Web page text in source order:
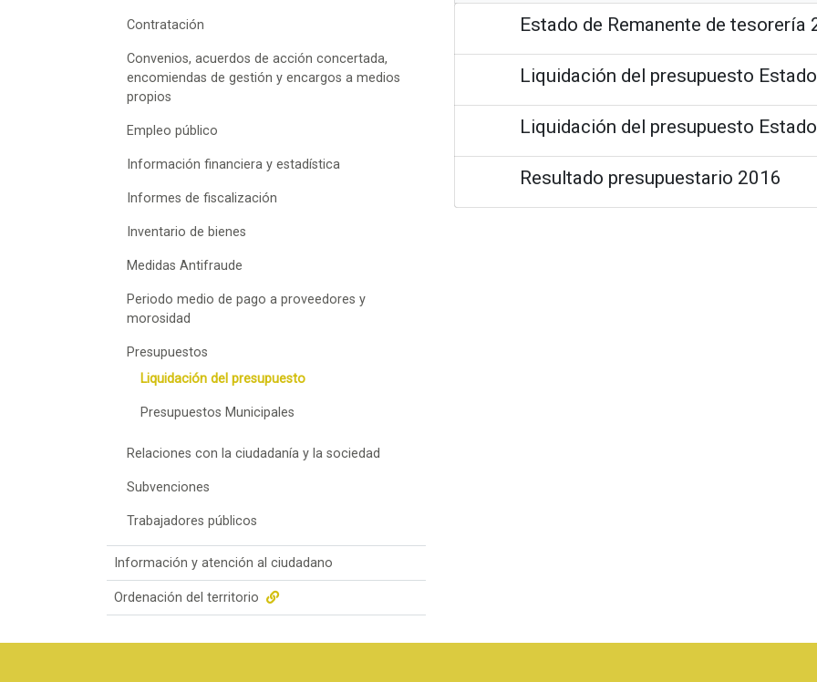
Contratación
Convenios, acuerdos de acción concertada,
encomiendas de gestión y encargos a medios
propios
Empleo público
Información financiera y estadística
Informes de fiscalización
Inventario de bienes
Medidas Antifraude
Periodo medio de pago a proveedores y
morosidad
Presupuestos
Liquidación del presupuesto
Presupuestos Municipales
Relaciones con la ciudadanía y la sociedad
Subvenciones
Trabajadores públicos
Información y atención al ciudadano
Ordenación del territorio
Estado de Remanente de tesorería
Liquidación del presupuesto
Liquidación del presupuesto
Resultado presupuestario 2016